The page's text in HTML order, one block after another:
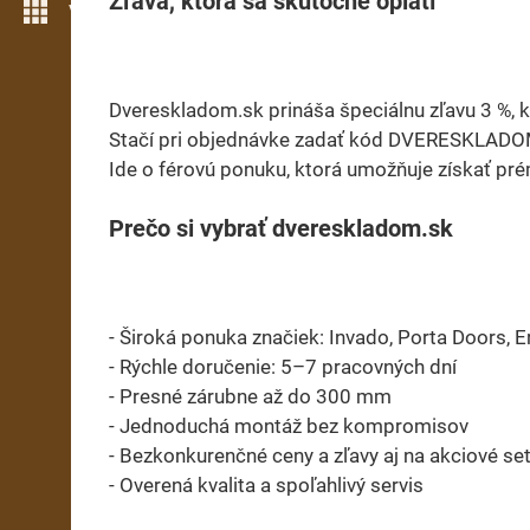
Více možností
Dvereskladom.sk prináša špeciálnu zľavu 3
Stačí pri objednávke zadať kód
Ide o férovú ponuku, ktorá umožňuje získať
Prečo si vybrať dvereskladom.sk
- Široká ponuka značiek: Invado, Porta Doors,
- Rýchle doručenie: 5–7 pracovných dní
- Presné zárubne až do 300 mm
- Jednoduchá montáž bez kompromisov
- Bezkonkurenčné ceny a zľavy aj na akciové
- Overená kvalita a spoľahlivý servis